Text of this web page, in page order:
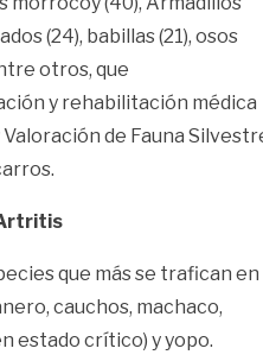
(24), babillas (21), osos
otros, que
y rehabilitación médica
de Fauna
que más se trafican en
cauchos, machaco,
estado crítico) y yopo.